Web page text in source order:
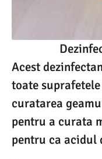
Acest
toate
curatarea
pentru a curata
pentru ca acidul